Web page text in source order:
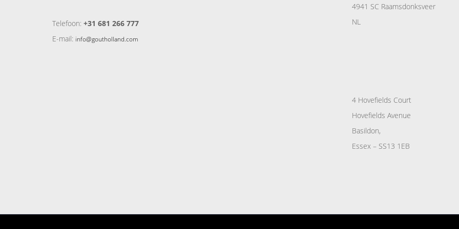
Telefoon: +31 681 266 777
E-mail: info@goutholland.com
4941 SC Raamsdonksveer
NL
4 Hovefields Court
Hovefields Avenue
Basildon,
Essex – SS13 1EB